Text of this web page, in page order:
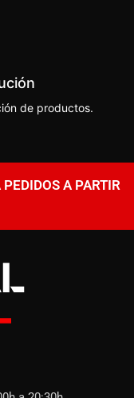
de productos.
A PARTIR